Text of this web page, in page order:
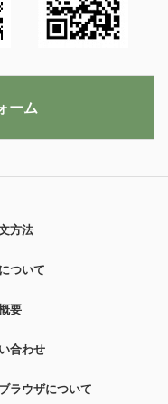
方法
ついて
要
合わせ
ラウザについて
ーム